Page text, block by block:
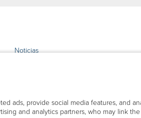
Noticias
ads, provide social media features, and
and analytics partners, who may link